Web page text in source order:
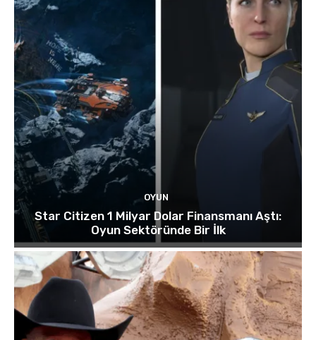
OYUN
Star Citizen 1 Milyar Dolar Finansmanı Aştı:
Oyun Sektöründe Bir İlk